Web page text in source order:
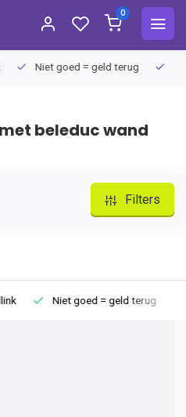
0
Niet goed = geld terug
beleduc wand
Filters
Niet goed = geld terug